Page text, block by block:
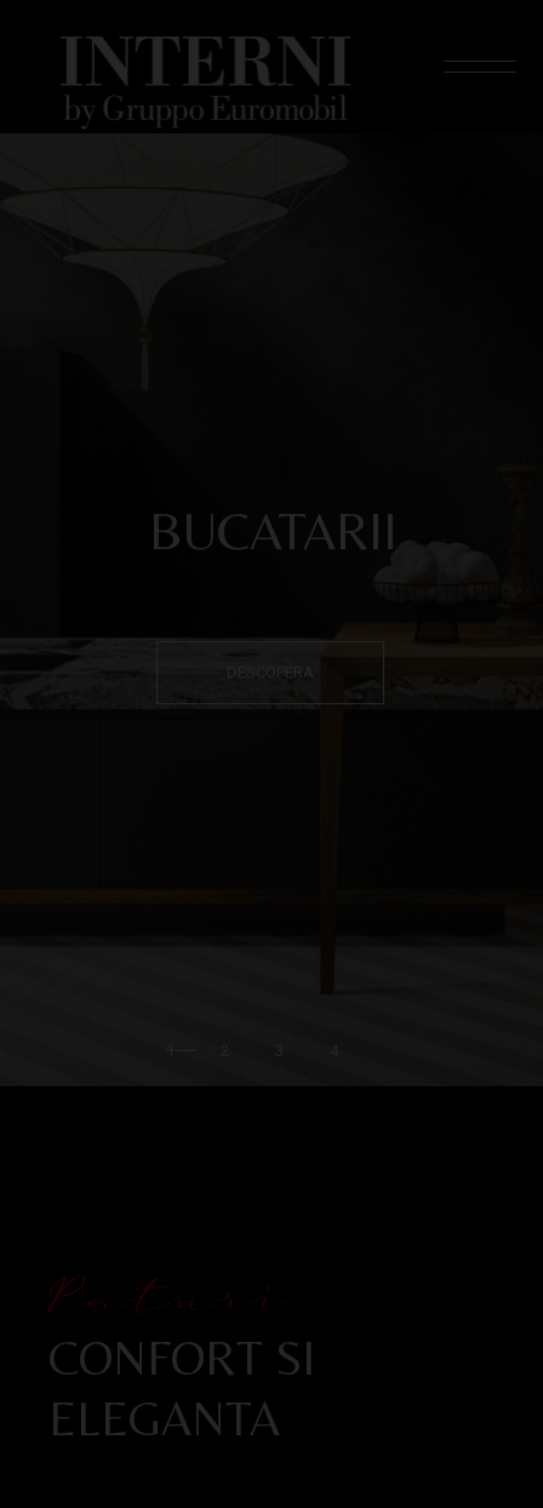
DRESSINGURI
WALK-IN
DESCOPERA
Paturi
CONFORT SI
ELEGANTA